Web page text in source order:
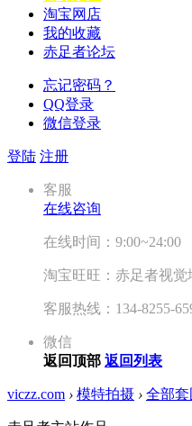
淘宝网店
我的收藏
赤足者论坛
忘记密码？
QQ登录
微信登录
登陆 注册
客服
在线咨询
在线时间：9:00~24:00
淘宝旺旺：赤足者视觉
客服热线：134-8255-
微信
返回顶部 返回列表
viczz.com › 模特拍摄 › 全部套